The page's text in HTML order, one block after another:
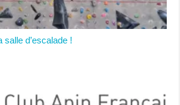
d’escalade !